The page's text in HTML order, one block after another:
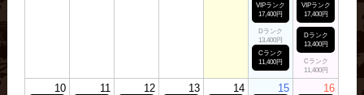
VIPランク
17,400円
Dランク
13,400円
Cランク
11,400円
VIPランク
17,400円
Dランク
13,400円
Cランク
11,400円
10 11 12 13 14 15 16